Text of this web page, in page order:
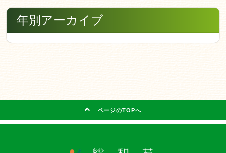
年別アーカイブ
ページのTOPへ